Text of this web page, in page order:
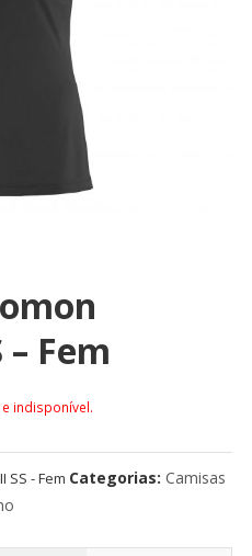
Fem
indisponível.
SS - Fem Categorias: Camisas